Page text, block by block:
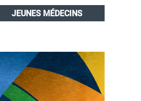
JEUNES MÉDECINS